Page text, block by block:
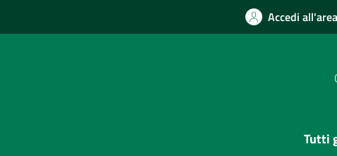
Accedi
Tutti